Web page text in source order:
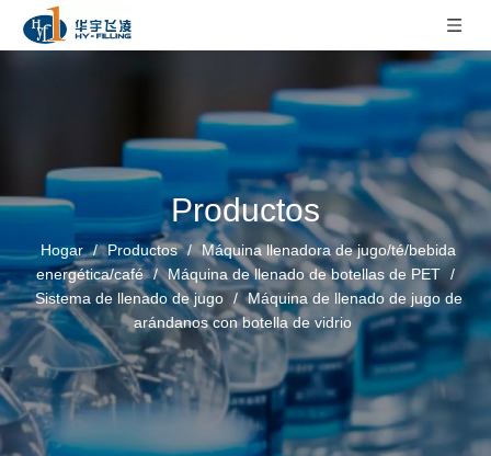
Productos
Hogar / Productos / Máquina llenadora de jugo/té/bebida
energética/café / Máquina de llenado de botellas de PET /
Sistema de llenado de jugo / Máquina de llenado de jugo de
arándanos con botella de vidrio